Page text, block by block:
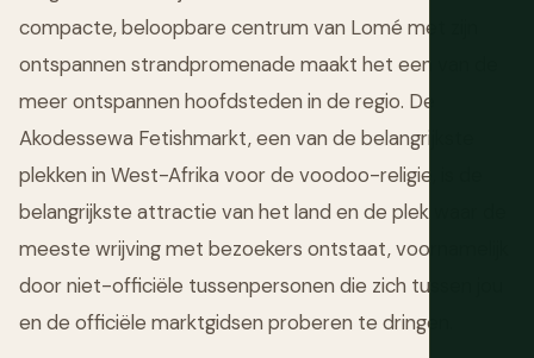
compacte, beloopbare centrum van Lomé met zijn
ontspannen strandpromenade maakt het een van de
meer ontspannen hoofdsteden in de regio. De
Akodessewa Fetishmarkt, een van de belangrijkste
plekken in West-Afrika voor de voodoo-religie, is de
belangrijkste attractie van het land en de plek waar de
meeste wrijving met bezoekers ontstaat, voornamelijk
door niet-officiële tussenpersonen die zich tussen jou
en de officiële marktgidsen proberen te dringen.